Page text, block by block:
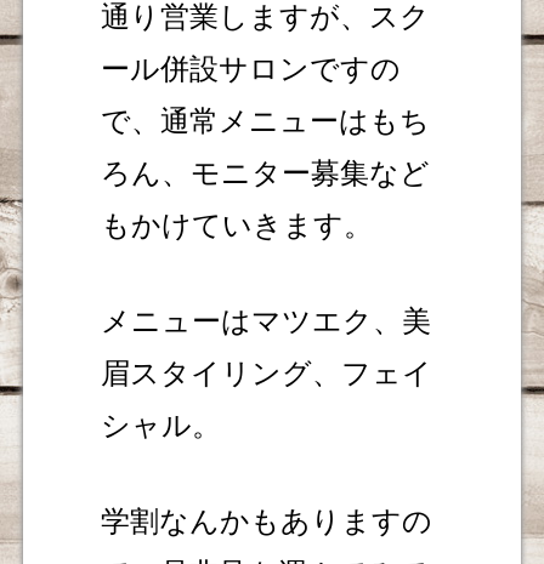
通り営業しますが、スク
ール併設サロンですの
で、通常メニューはもち
ろん、モニター募集など
もかけていきます。
メニューはマツエク、美
眉スタイリング、フェイ
シャル。
学割なんかもありますの